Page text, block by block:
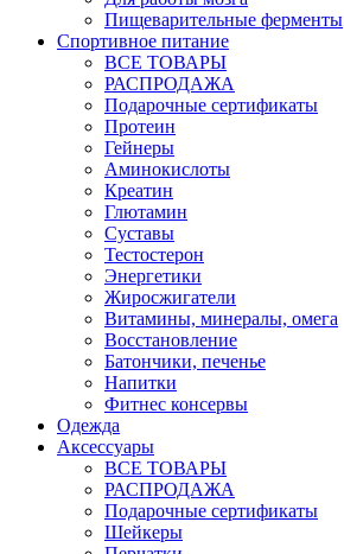
Пищеварительные ферменты
Спортивное питание
ВСЕ ТОВАРЫ
РАСПРОДАЖА
Подарочные сертификаты
Протеин
Гейнеры
Аминокислоты
Креатин
Глютамин
Суставы
Тестостерон
Энергетики
Жиросжигатели
Витамины, минералы, омега
Восстановление
Батончики, печенье
Напитки
Фитнес консервы
Одежда
Аксессуары
ВСЕ ТОВАРЫ
РАСПРОДАЖА
Подарочные сертификаты
Шейкеры